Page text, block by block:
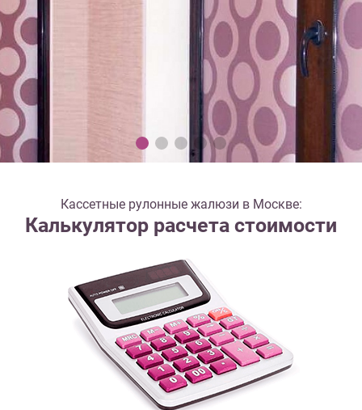
Кассетные рулонные жалюзи в Москве:
Калькулятор расчета стоимости